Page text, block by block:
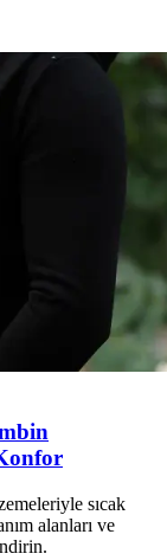
sıcak
alanları ve